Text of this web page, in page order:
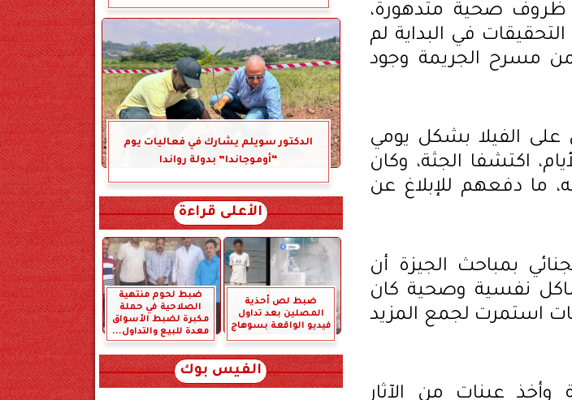
ظروف صحية متدهورة،
في البداية لم
مسرح الجريمة وجود
على الفيلا بشكل يومي
اكتشفا الجثة، وكان
ما دفعهم للإبلاغ عن
بمباحث الجيزة أن
نفسية وصحية كان
استمرت لجمع المزيد
عينات من الآثار
الدكتور سويلم يشارك في فعاليات يوم
“أوموجاندا” بدولة رواندا
الأعلى قراءة
ضبط لص أحذية
المصلين بعد تداول
فيديو الواقعة بسوهاج
ضبط لحوم منتهية
الصلاحية في حملة
مكبرة لضبط الأسواق
معدة للبيع والتداول...
الفيس بوك